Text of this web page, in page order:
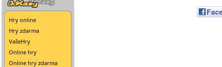
Hry online
Hry zdarma
VašeHry
Online hry
Online hry zdarma